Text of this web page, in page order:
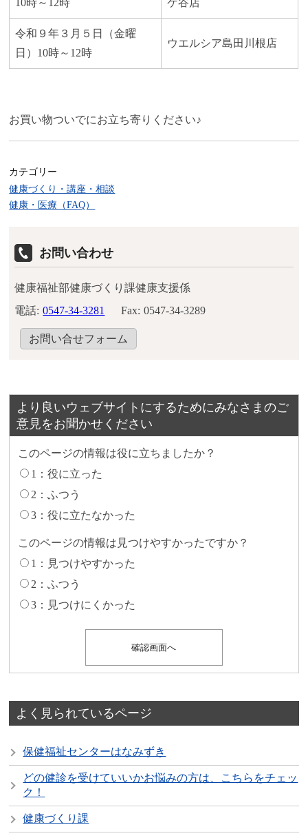
10時～12時 ケ谷店
令和９年３月５日（金曜
日）10時～12時
ウエルシア島田川根店
お買い物ついでにお立ち寄りください♪
カテゴリー
健康づくり・講座・相談
健康・医療（FAQ）
お問い合わせ
健康福祉部健康づくり課健康支援係
電話: 0547-34-3281 Fax: 0547-34-3289
お問い合せフォーム
より良いウェブサイトにするためにみなさまのご
意見をお聞かせください
このページの情報は役に立ちましたか？
1：役に立った
2：ふつう
3：役に立たなかった
このページの情報は見つけやすかったですか？
1：見つけやすかった
2：ふつう
3：見つけにくかった
よく見られているページ
保健福祉センターはなみずき
どの健診を受けていいかお悩みの方は、こちらをチェッ
ク！
健康づくり課